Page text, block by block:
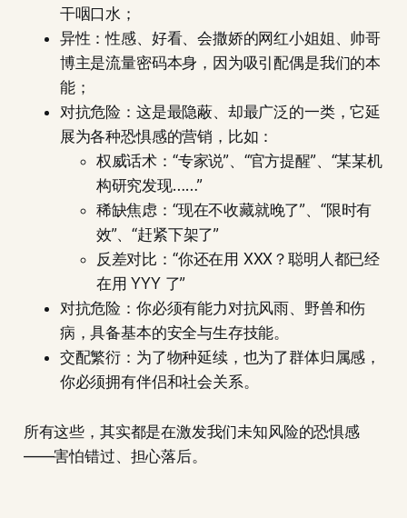
干咽口水；
异性：性感、好看、会撒娇的网红小姐姐、帅哥
博主是流量密码本身，因为吸引配偶是我们的本
能；
对抗危险：这是最隐蔽、却最广泛的一类，它延
展为各种恐惧感的营销，比如：
权威话术：“专家说”、“官方提醒”、“某某机
构研究发现……”
稀缺焦虑：“现在不收藏就晚了”、“限时有
效”、“赶紧下架了”
反差对比：“你还在用 XXX？聪明人都已经
在用 YYY 了”
对抗危险：你必须有能力对抗风雨、野兽和伤
病，具备基本的安全与生存技能。
交配繁衍：为了物种延续，也为了群体归属感，
你必须拥有伴侣和社会关系。
所有这些，其实都是在激发我们未知风险的恐惧感
——害怕错过、担心落后。